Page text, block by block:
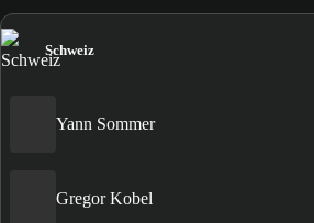
Schweiz
Yann Sommer
Gregor Kobel